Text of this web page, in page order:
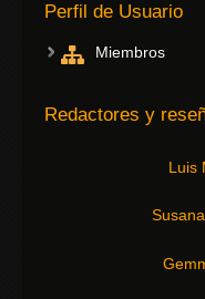
Perfil de Usuario
Miembros
Redactores y
Luis